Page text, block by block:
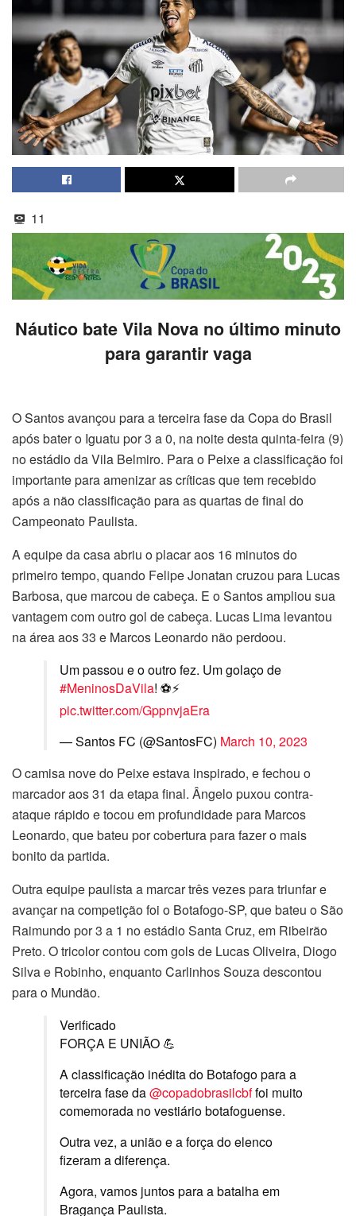
11
Náutico bate Vila Nova no último minuto
para garantir vaga
O Santos avançou para a terceira fase da Copa do Brasil
após bater o Iguatu por 3 a 0, na noite desta quinta-feira (9)
no estádio da Vila Belmiro. Para o Peixe a classificação foi
importante para amenizar as críticas que tem recebido
após a não classificação para as quartas de final do
Campeonato Paulista.
A equipe da casa abriu o placar aos 16 minutos do
primeiro tempo, quando Felipe Jonatan cruzou para Lucas
Barbosa, que marcou de cabeça. E o Santos ampliou sua
vantagem com outro gol de cabeça. Lucas Lima levantou
na área aos 33 e Marcos Leonardo não perdoou.
Um passou e o outro fez. Um golaço de
#MeninosDaVila! ⚽⚡
pic.twitter.com/GppnvjaEra
— Santos FC (@SantosFC) March 10, 2023
O camisa nove do Peixe estava inspirado, e fechou o
marcador aos 31 da etapa final. Ângelo puxou contra-
ataque rápido e tocou em profundidade para Marcos
Leonardo, que bateu por cobertura para fazer o mais
bonito da partida.
Outra equipe paulista a marcar três vezes para triunfar e
avançar na competição foi o Botafogo-SP, que bateu o São
Raimundo por 3 a 1 no estádio Santa Cruz, em Ribeirão
Preto. O tricolor contou com gols de Lucas Oliveira, Diogo
Silva e Robinho, enquanto Carlinhos Souza descontou
para o Mundão.
Verificado
FORÇA E UNIÃO 💪
A classificação inédita do Botafogo para a
terceira fase da@copadobrasilcbffoi muito
comemorada no vestiário botafoguense.
Outra vez, a união e a força do elenco
fizeram a diferença.
Agora, vamos juntos para a batalha em
Bragança Paulista.